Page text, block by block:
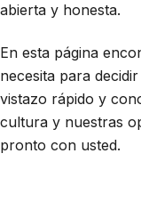
abierta y honesta.
En esta página
necesita para
vistazo rápido y
cultura y nuestras
pronto con usted.